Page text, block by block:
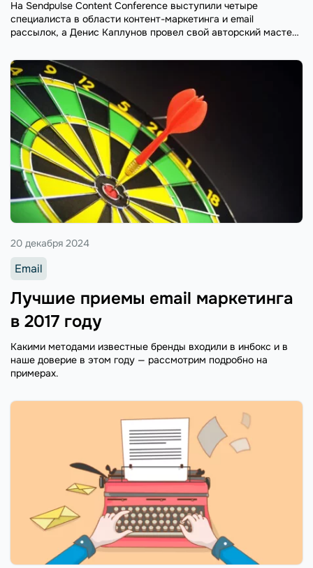
На Sendpulse Content Conference выступили четыре
специалиста в области контент-маркетинга и email
рассылок, а Денис Каплунов провел свой авторский мастер-
получились очень полезными и мы собрали для вас выжимку
советов от спикеров конференции.
Лучшие приемы email маркетинга
в 2017 году
20 декабря 2024
Email
Какими методами известные бренды входили в инбокс и в
наше доверие в этом году — рассмотрим подробно на
примерах.